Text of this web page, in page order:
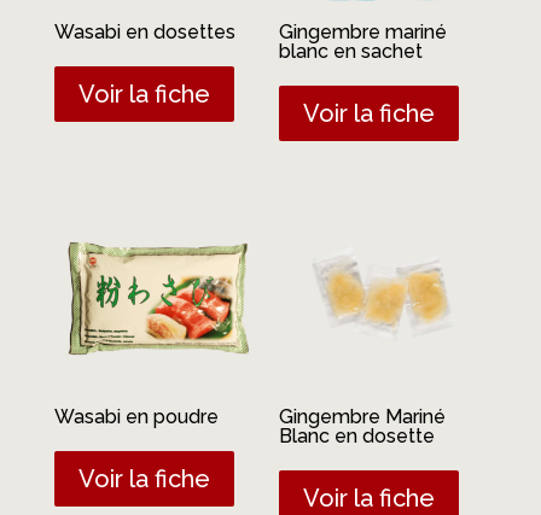
Wasabi en dosettes
Voir la fiche
Gingembre mariné
blanc en sachet
Voir la fiche
Wasabi en poudre
Voir la fiche
Gingembre Mariné
Blanc en dosette
Voir la fiche